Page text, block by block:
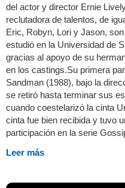
del actor y director Ernie
reclutadora de talentos, de
Eric, Robyn, Lori y Jason,
estudió en la Universidad de
gracias al apoyo de su
en los castings.Su primera
Sandman (1988), bajo la
se retiró hasta terminar sus
cuando coestelarizó la cinta
cinta fue bien recibida y tuvo
participación en la serie
Leer más